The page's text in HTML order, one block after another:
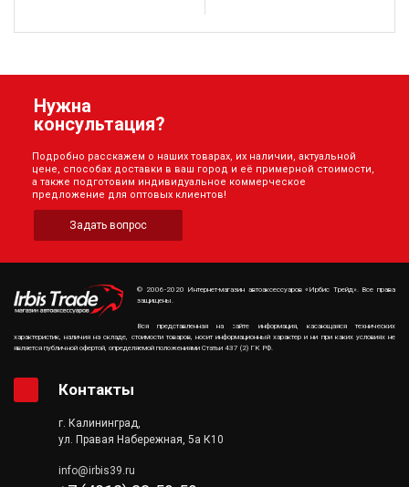
Нужна
консультация?
Подробно расскажем о наших товарах, их наличии, актуальной
цене, способах доставки в ваш город и её примерной стоимости,
а также подготовим индивидуальное коммерческое
предложение для оптовых клиентов!
Задать вопрос
© 2006-2020 Интернет-магазин автоаксессуаров «Ирбис Трейд». Все права
защищены.
Вся представленная на сайте информация, касающаяся технических
характеристик, наличия на складе, стоимости товаров, носит информационный характер и ни при каких условиях не
является публичной офертой, определяемой положениями Статьи 437 (2) ГК РФ.
Контакты
г. Калининград,
ул. Правая Набережная, 5а К10
info@irbis39.ru